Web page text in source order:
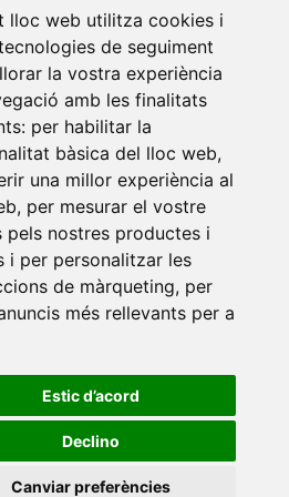
lloc web utilitza cookies i
de seguiment
la vostra experiència
amb les finalitats
per habilitar la
bàsica del lloc web,
una millor experiència al
, per mesurar el vostre
pels nostres productes i
i per personalitzar les
de màrqueting, per
més rellevants per a
Estic d’acord
Declino
Canviar preferències
casella, consentiu que
dades per a enviar-vos
actes i activitats que
a Twitter